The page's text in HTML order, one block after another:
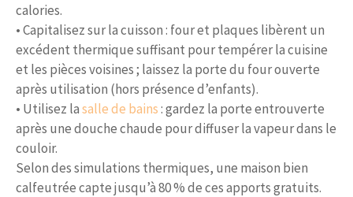
calories.
• Capitalisez sur la cuisson : four et plaques libèrent un
excédent thermique suffisant pour tempérer la cuisine
et les pièces voisines ; laissez la porte du four ouverte
après utilisation (hors présence d’enfants).
• Utilisez lasalle de bains: gardez la porte entrouverte
après une douche chaude pour diffuser la vapeur dans le
couloir.
Selon des simulations thermiques, une maison bien
calfeutrée capte jusqu’à 80 % de ces apports gratuits.